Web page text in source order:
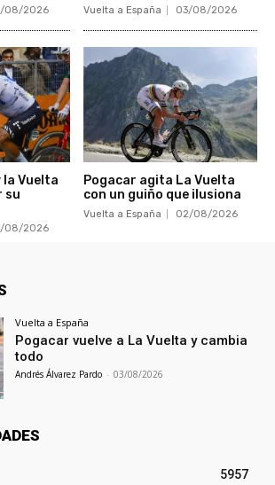
08/2026 Vuelta a España 03/08/2026
la Vuelta
su
08/2026
Pogacar agita La Vuelta
con un guiño que ilusiona
Vuelta a España 02/08/2026
Vuelta a España
Pogacar vuelve a La Vuelta y cambia
todo
Andrés Álvarez Pardo - 03/08/2026
5957